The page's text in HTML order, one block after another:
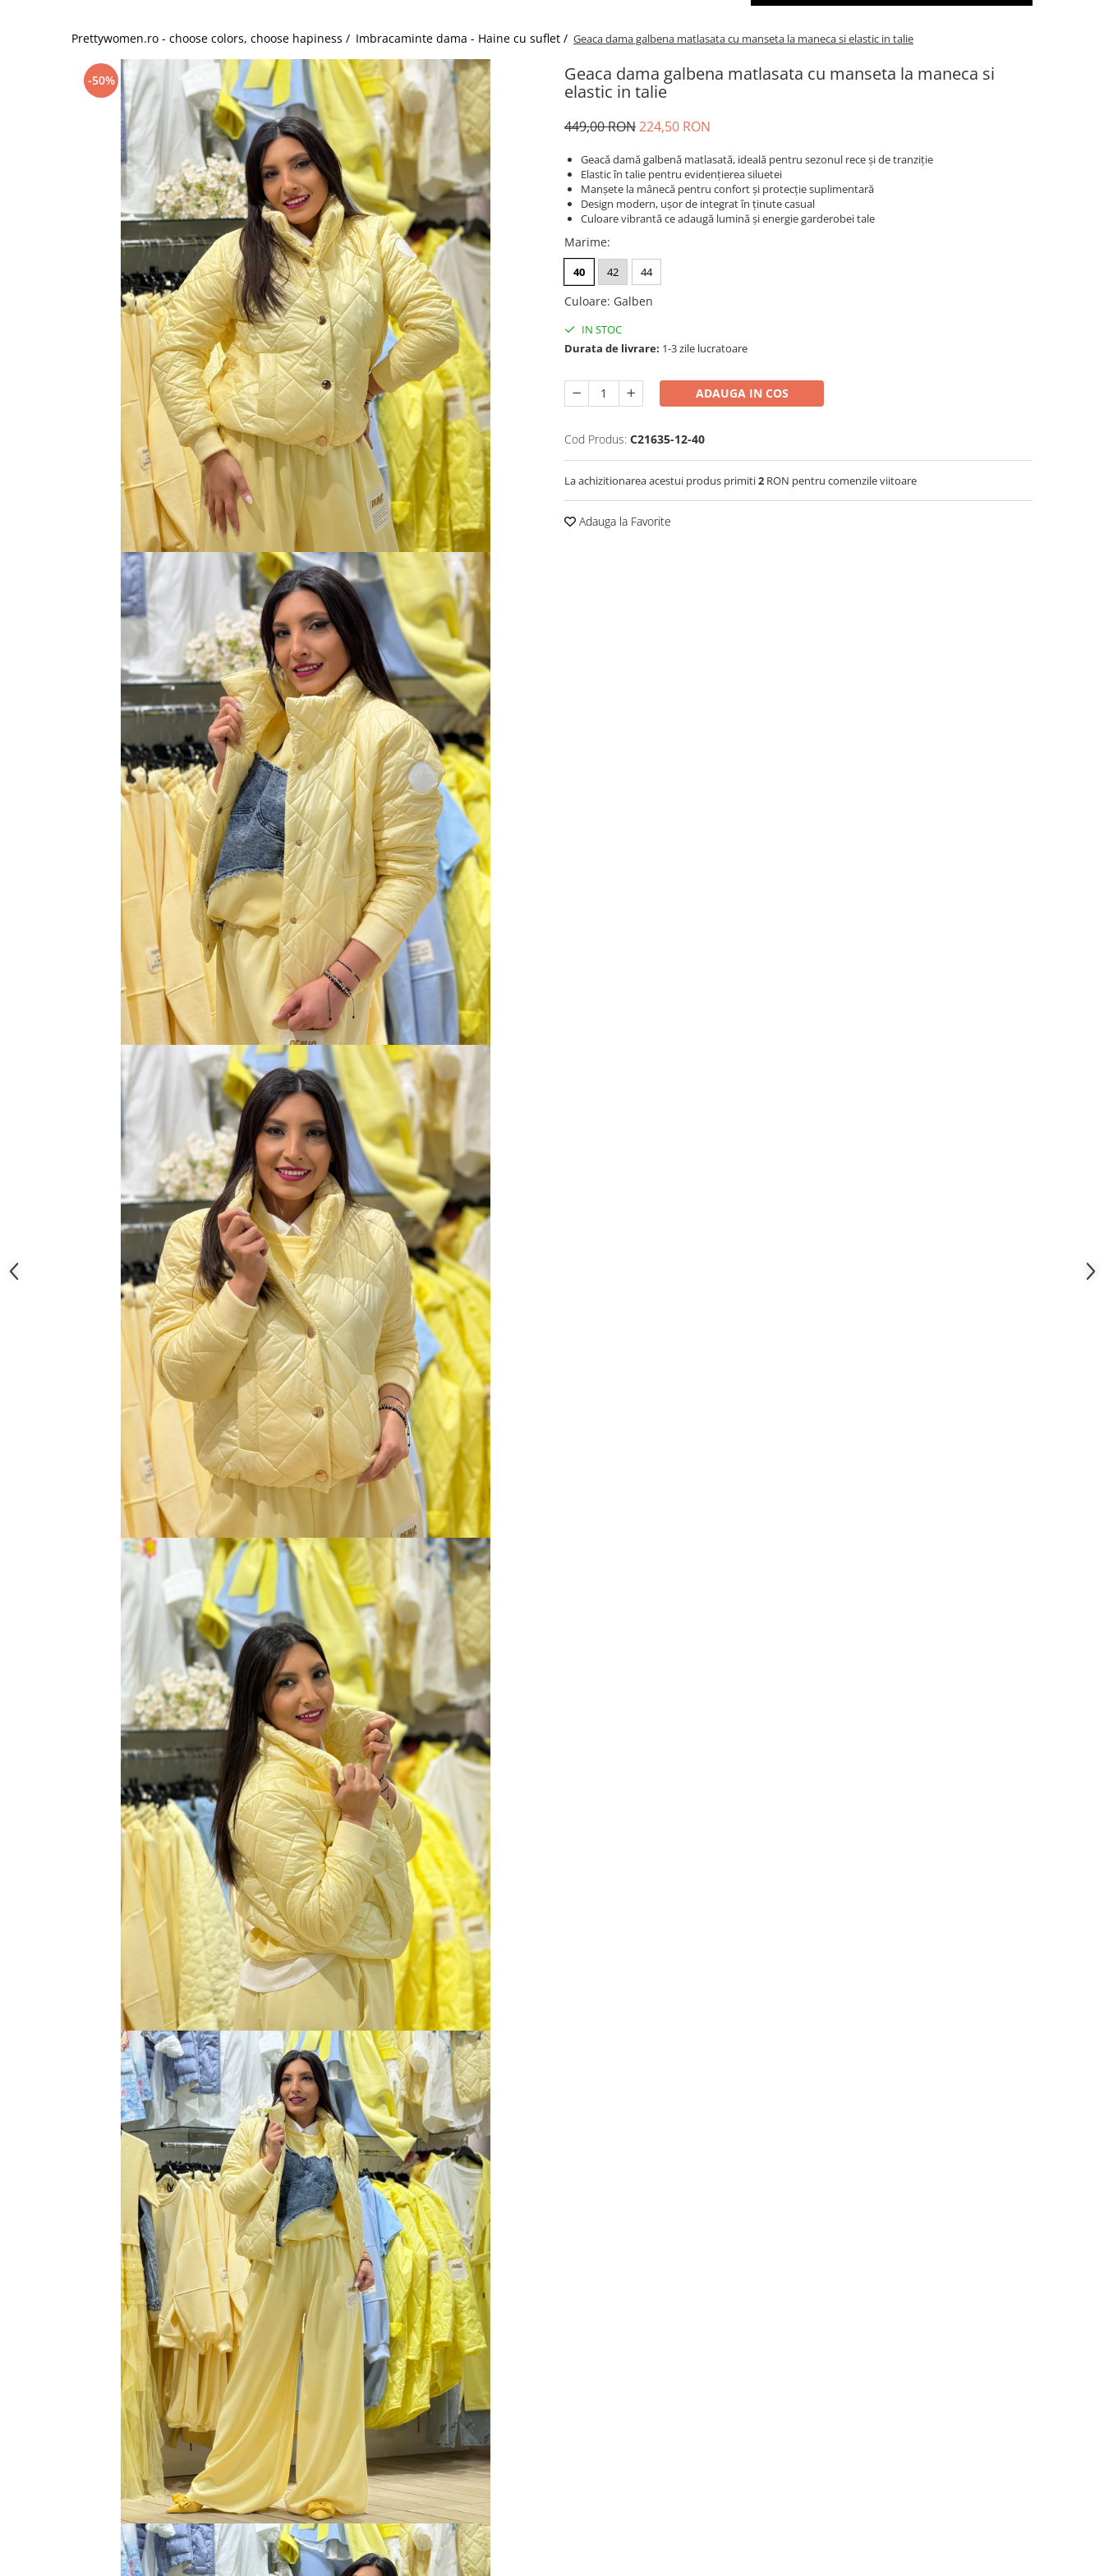
Prettywomen.ro - choose colors, choose hapiness / Imbracaminte dama - Haine cu suflet / Geaca dama galbena matlasata cu manseta la maneca si elastic in talie
-50%
Geaca dama galbena matlasata cu manseta la maneca si
elastic in talie
449,00 RON224,50 RON
Geacă damă galbenă matlasată, ideală pentru sezonul rece și de tranziție
Elastic în talie pentru evidențierea siluetei
Manșete la mânecă pentru confort și protecție suplimentară
Design modern, ușor de integrat în ținute casual
Culoare vibrantă ce adaugă lumină și energie garderobei tale
Marime:
40 42 44
Culoare: Galben
IN STOC
Durata de livrare: 1-3 zile lucratoare
ADAUGA IN COS
Cod Produs: C21635-12-40
La achizitionarea acestui produs primiti2 RON pentru comenzile viitoare
Adauga la Favorite